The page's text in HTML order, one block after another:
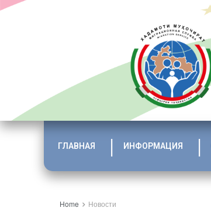
ГЛАВНАЯ ИНФОРМАЦИЯ
Home Новости